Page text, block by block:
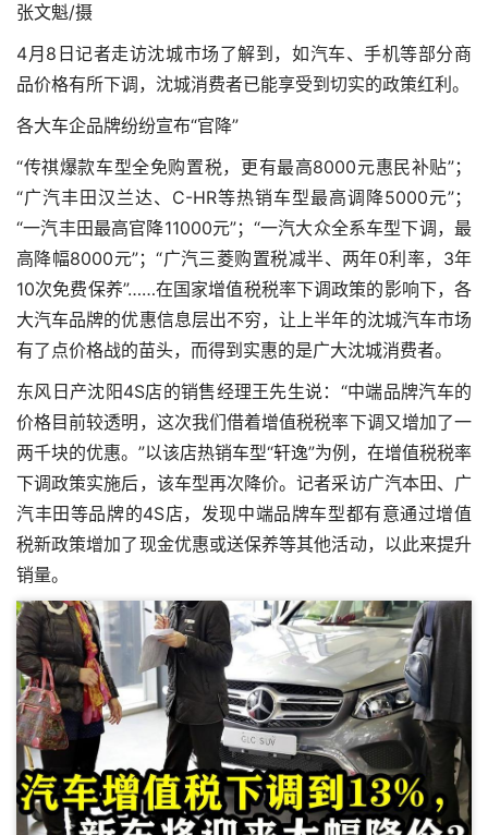
张文魁/摄
4月8日记者走访沈城市场了解到，如汽车、手机等部分商
品价格有所下调，沈城消费者已能享受到切实的政策红利。
各大车企品牌纷纷宣布“官降”
“传祺爆款车型全免购置税，更有最高8000元惠民补贴”；
“广汽丰田汉兰达、C-HR等热销车型最高调降5000元”；
“一汽丰田最高官降11000元”；“一汽大众全系车型下调，最
高降幅8000元”；“广汽三菱购置税减半、两年0利率，3年
10次免费保养”……在国家增值税税率下调政策的影响下，各
大汽车品牌的优惠信息层出不穷，让上半年的沈城汽车市场
有了点价格战的苗头，而得到实惠的是广大沈城消费者。
东风日产沈阳4S店的销售经理王先生说：“中端品牌汽车的
价格目前较透明，这次我们借着增值税税率下调又增加了一
两千块的优惠。”以该店热销车型“轩逸”为例，在增值税税率
下调政策实施后，该车型再次降价。记者采访广汽本田、广
汽丰田等品牌的4S店，发现中端品牌车型都有意通过增值
税新政策增加了现金优惠或送保养等其他活动，以此来提升
销量。